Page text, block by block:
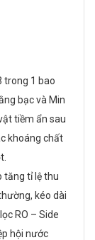
trong 1 bao
bạc và Min
tiềm ẩn sau
khoáng chất
tăng tỉ lệ thu
kéo dài
RO – Side
hội nước